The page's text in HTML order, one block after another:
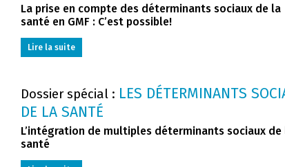
La prise en compte des déterminants sociaux de la
santé en GMF : C’est possible!
Lire la suite
Dossier spécial : LES DÉTERMINANTS
DE LA SANTÉ
L’intégration de multiples déterminants sociaux de
santé